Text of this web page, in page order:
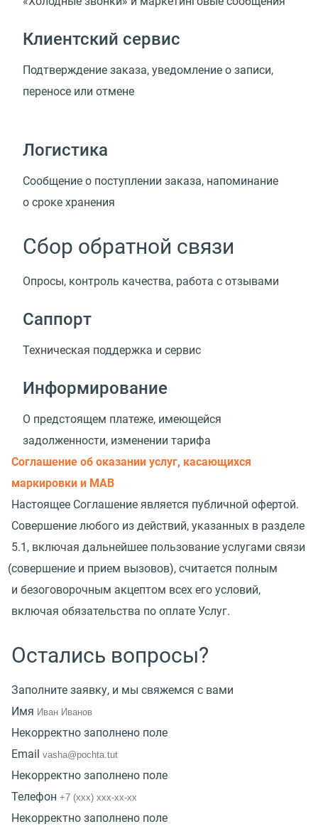
Клиентский сервис
Подтверждение заказа, уведомление о записи,
переносе или отмене
Логистика
Сообщение о поступлении заказа, напоминание
о сроке хранения
Сбор обратной связи
Опросы, контроль качества, работа с отзывами
Саппорт
Техническая поддержка и сервис
Информирование
О предстоящем платеже, имеющейся
задолженности, изменении тарифа
Соглашение об оказании услуг, касающихся
маркировки и МАВ
Настоящее Соглашение является публичной офертой.
Совершение любого из действий, указанных в разделе
5.1, включая дальнейшее пользование услугами связи
(совершение и прием вызовов), считается полным
и безоговорочным акцептом всех его условий,
включая обязательства по оплате Услуг.
Остались вопросы?
Заполните заявку, и мы свяжемся с вами
Имя
Некорректно заполнено поле
Email
Некорректно заполнено поле
Телефон
Некорректно заполнено поле